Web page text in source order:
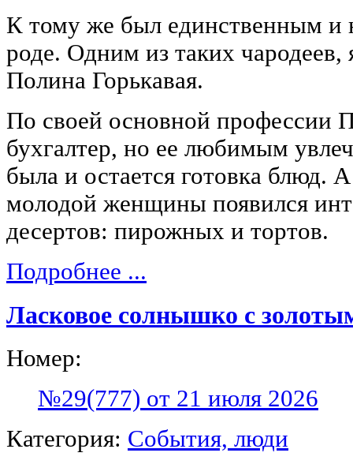
К тому же был единственным и
роде. Одним из таких чародеев,
Полина Горькавая.
По своей основной профессии
бухгалтер, но ее любимым
была и остается готовка блюд.
молодой женщины появился
десертов: пирожных и тортов.
Подробнее ...
Ласковое солнышко с
Номер:
№29(777) от 21 июля 2026
Категория: События, люди